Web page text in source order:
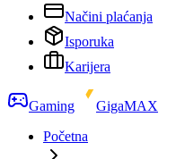
Načini plaćanja
Isporuka
Karijera
Gaming
GigaMAX
Početna